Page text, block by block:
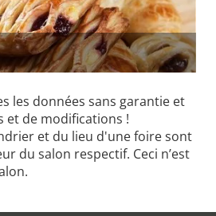
les données sans garantie et
et de modifications !
et du lieu d'une foire sont
du salon respectif. Ceci n’est